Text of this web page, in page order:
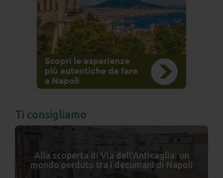
Ti consigliamo
Alla scoperta di Via dell'Anticaglia: un
mondo perduto tra i decumani di Napoli